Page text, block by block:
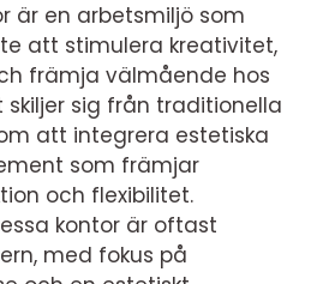
är en arbetsmiljö som
att stimulera kreativitet,
främja välmående hos
sig från traditionella
att integrera estetiska
som främjar
och flexibilitet.
kontor är oftast
med fokus på